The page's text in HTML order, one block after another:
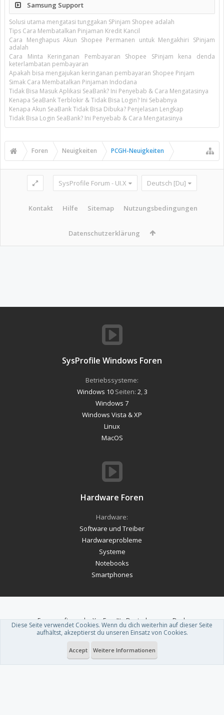
Samsung Support
Solusi utama mengatasi tunggakan SPinjam Shopee adalah
Tips Cara Membatalkan Pinjaman Kredit Kancil
Cara Menghapus Akun Shopee Permanen untuk Mengakhiri SPinjam
adalah
Cara Minta Keringanan Pembayaran Shopee SPinjam kena denda
keterlambatan pembayaran
Apakah bisa mengajukan keringanan pembayaran Shopee Pinjam
Simak Cara Membatalkan Pinjaman Indodana
Tidak Bisa Masuk Aplikasi SeaBank? Ini Penyebab & Cara Mengatasinya
Kenapa SeaBank Terblokir & Tidak Bisa Login? Ini Sebabnya
Kenapa Akun SeaBank Tidak Bisa Dibuka? Penjelasan Lengkap
Tidak Bisa Login SeaBank? Ini Penyebab & Cara Mengatasinya
Foren Neuigkeiten PCGH-Neuigkeiten
SysProfile Forum - UI.X Deutsch [Du]
Kontakt Hilfe Sitemap Nutzungsbedingungen
Datenschutzerklärung
SysProfile Windows Foren
Betriebssysteme:
Windows 10Seiten: 2 3
Windows 7
Windows Vista & XP
Linux
MacOS
Hardware Foren
Hardware:
Software und Treiber
Hardwareprobleme
Systeme
Notebooks
Smartphones
Forum software by XenForo™-Deutsch von xenDach
Theme designed byThemeHouse .
Du betrachtest gerade: Diablo 4 Gamer finden endlich einen geheimen
Diese Seite verwendet Cookies. Wenn du dich weiterhin auf dieser Seite
aufhältst, akzeptierst du unseren Einsatz von Cookies.
Accept Weitere Informationen